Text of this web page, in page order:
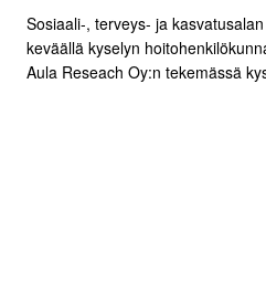
Sosiaali-, terveys- ja
keväällä kyselyn
Aula Reseach Oy:n tekemässä